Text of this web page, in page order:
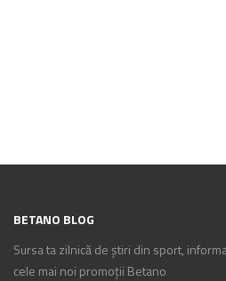
BETANO BLOG
Sursa ta zilnică de știri din sport,
cele mai noi promoții Betano